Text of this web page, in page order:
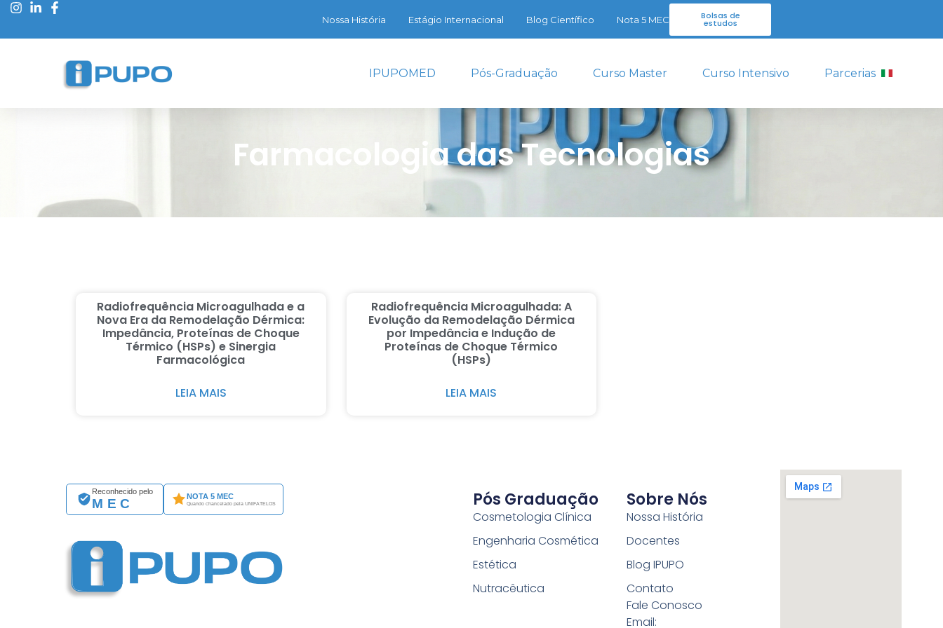
Bolsas de
estudos
Nossa História Estágio Internacional Blog Científico Nota 5 MEC
IPUPOMED Pós-Graduação Curso Master Curso Intensivo Parcerias
Farmacologia das Tecnologias
Radiofrequência Microagulhada e a
Nova Era da Remodelação Dérmica:
Impedância, Proteínas de Choque
Térmico (HSPs) e Sinergia
Farmacológica
LEIA MAIS
Radiofrequência Microagulhada: A
Evolução da Remodelação Dérmica
por Impedância e Indução de
Proteínas de Choque Térmico
(HSPs)
LEIA MAIS
Reconhecido pelo
MEC
NOTA 5 MEC
Quando chancelado pela UNIFATELOS Pós Graduação
Cosmetologia Clínica
Engenharia Cosmética
Estética
Nutracêutica
Sobre Nós
Nossa História
Docentes
Blog IPUPO
Contato
Fale Conosco
Email: